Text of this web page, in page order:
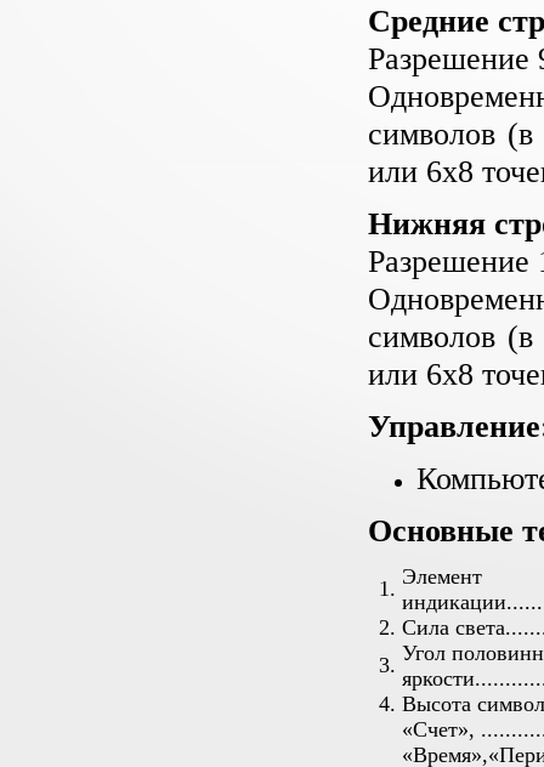
Средние
Разрешение
символов
или 6х8
Нижняя
Разрешение
символов
или 6х8
Основные
1. Элемент
2. Сила
3. Угол
4. Высота
«Счет»,